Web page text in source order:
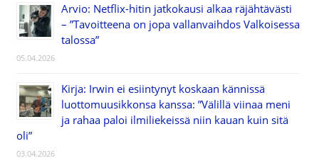
Arvio: Netflix-hitin jatkokausi alkaa räjähtävästi
– ”Tavoitteena on jopa vallanvaihdos Valkoisessa
talossa”
05.04.2026
Kirja: Irwin ei esiintynyt koskaan kännissä
luottomuusikkonsa kanssa: ”Välillä viinaa meni
ja rahaa paloi ilmiliekeissä niin kauan kuin sitä
oli”
03.04.2026